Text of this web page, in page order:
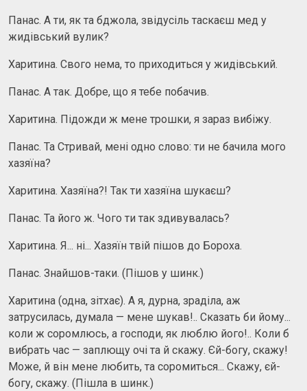
Панас. А ти, як та бджола, звідусіль таскаєш мед у
жидівський вулик?
Харитина. Свого нема, то приходиться у жидівський.
Панас. А так. Добре, що я тебе побачив.
Харитина. Підожди ж мене трошки, я зараз вибіжу.
Панас. Та Стривай, мені одно слово: ти не бачила мого
хазяїна?
Харитина. Хазяїна?! Так ти хазяїна шукаєш?
Панас. Та його ж. Чого ти так здивувалась?
Харитина. Я... ні... Хазяїн твій пішов до Бороха.
Панас. Знайшов-таки. (Пішов у шинк.)
Харитина (одна, зітхає). А я, дурна, зраділа, аж
затрусилась, думала — мене шукав!.. Сказать би йому...
коли ж соромлюсь, а господи, як люблю його!.. Коли б
вибрать час — заплющу очі та й скажу. Єй-богу, скажу!
Може, й він мене любить, та соромиться... Скажу, єй-
богу, скажу. (Пішла в шинк.)